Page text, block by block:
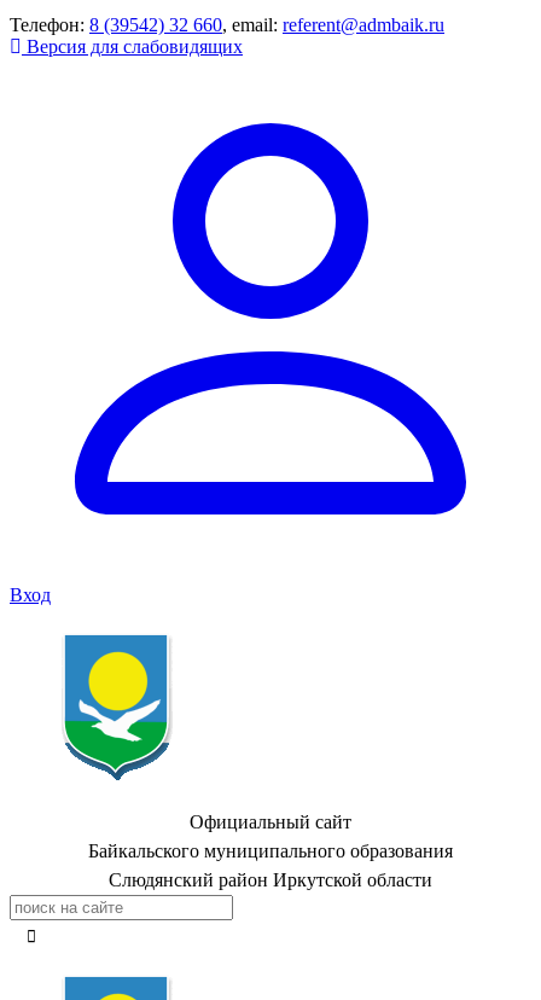
Телефон: 8 (39542) 32 660, email: referent@admbaik.ru
Версия для слабовидящих
Вход
Официальный сайт
Байкальского муниципального образования
Слюдянский район Иркутской области